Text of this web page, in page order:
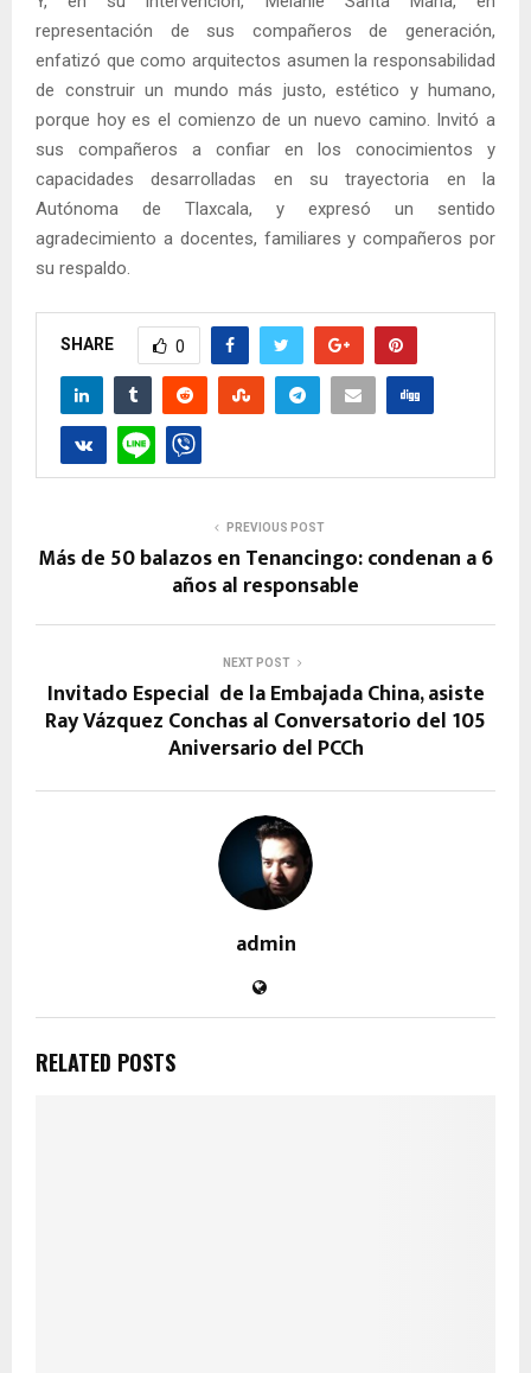
representación de sus compañeros de generación,
enfatizó que como arquitectos asumen la responsabilidad
de construir un mundo más justo, estético y humano,
porque hoy es el comienzo de un nuevo camino. Invitó a
sus compañeros a confiar en los conocimientos y
capacidades desarrolladas en su trayectoria en la
Autónoma de Tlaxcala, y expresó un sentido
agradecimiento a docentes, familiares y compañeros por
su respaldo.
SHARE 0
PREVIOUS POST
Más de 50 balazos en Tenancingo: condenan a 6
años al responsable
NEXT POST
Invitado Especial de la Embajada China, asiste
Ray Vázquez Conchas al Conversatorio del 105
Aniversario del PCCh
admin
RELATED POSTS